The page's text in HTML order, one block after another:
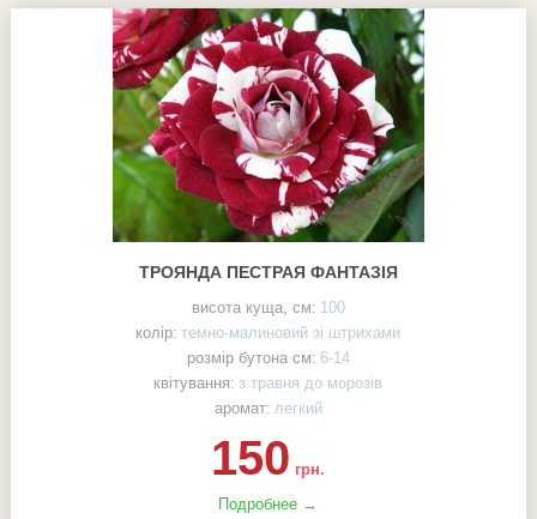
ТРОЯНДА ПЕСТРАЯ ФАНТАЗІЯ
висота куща, см: 100
колір: темно-малиновий зі штрихами
розмір бутона см: 6-14
квітування: з травня до морозів
аромат: легкий
150 грн.
Подробнее →